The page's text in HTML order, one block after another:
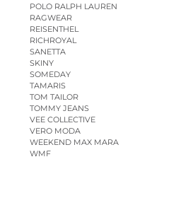
POLO RALPH LAUREN
RAGWEAR
REISENTHEL
RICHROYAL
SANETTA
SKINY
SOMEDAY
TAMARIS
TOM TAILOR
TOMMY JEANS
VEE COLLECTIVE
VERO MODA
WEEKEND MAX MARA
WMF